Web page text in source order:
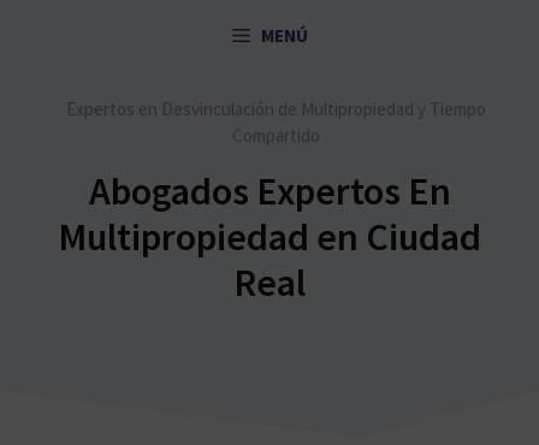
MENÚ
Expertos en Desvinculación de Multipropiedad y Tiempo
Compartido
Abogados Expertos En
Multipropiedad en Ciudad
Real